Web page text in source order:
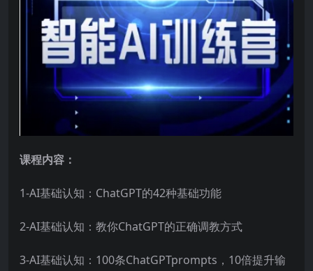
课程内容：
1-AI基础认知：ChatGPT的42种基础功能
2-AI基础认知：教你ChatGPT的正确调教方式
3-AI基础认知：100条ChatGPTprompts，10倍提升输